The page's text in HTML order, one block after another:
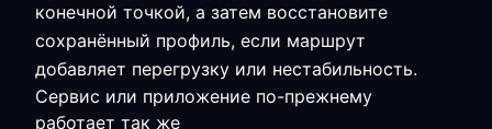
конечной точкой, а затем восстановите
сохранённый профиль, если маршрут
добавляет перегрузку или нестабильность.
Сервис или приложение по-прежнему
работает так же